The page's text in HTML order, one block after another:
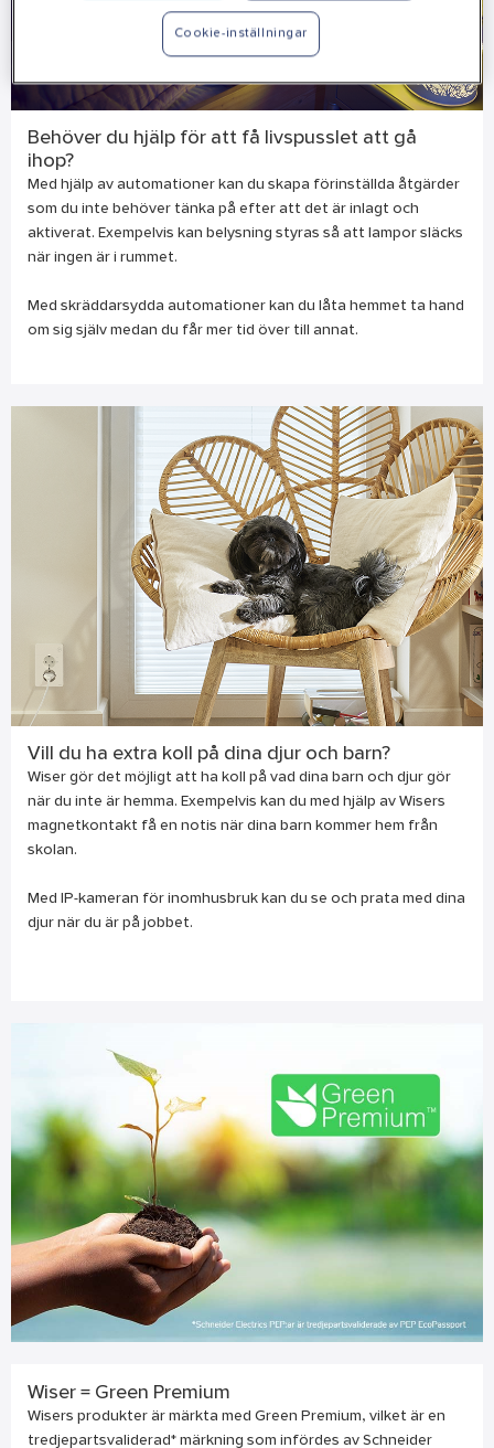
Behöver du hjälp för att få livspusslet att gå
ihop?
Med hjälp av automationer kan du skapa förinställda åtgärder
som du inte behöver tänka på efter att det är inlagt och
aktiverat. Exempelvis kan belysning styras så att lampor släcks
när ingen är i rummet.
Med skräddarsydda automationer kan du låta hemmet ta hand
om sig själv medan du får mer tid över till annat.
Vill du ha extra koll på dina djur och barn?
Wiser gör det möjligt att ha koll på vad dina barn och djur gör
när du inte är hemma. Exempelvis kan du med hjälp av Wisers
magnetkontakt få en notis när dina barn kommer hem från
skolan.
Med IP-kameran för inomhusbruk kan du se och prata med dina
djur när du är på jobbet.
Wiser = Green Premium
Wisers produkter är märkta med Green Premium, vilket är en
tredjepartsvaliderad* märkning som infördes av Schneider
Cookie-inställningar